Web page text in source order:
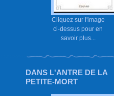
Cliquez sur l'image
ci-dessus pour en
savoir plus...
DANS L'ANTRE DE LA
PETITE-MORT